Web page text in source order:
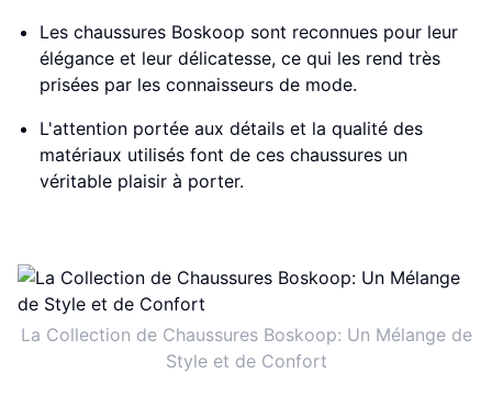
Les chaussures Boskoop sont reconnues pour leur
élégance et leur délicatesse, ce qui les rend très
prisées par les connaisseurs de mode.
L'attention portée aux détails et la qualité des
matériaux utilisés font de ces chaussures un
véritable plaisir à porter.
La Collection de Chaussures Boskoop: Un Mélange de
Style et de Confort